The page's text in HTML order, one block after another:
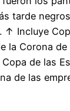
tarde
↑ Incluye
la Corona de
Copa de las
de las